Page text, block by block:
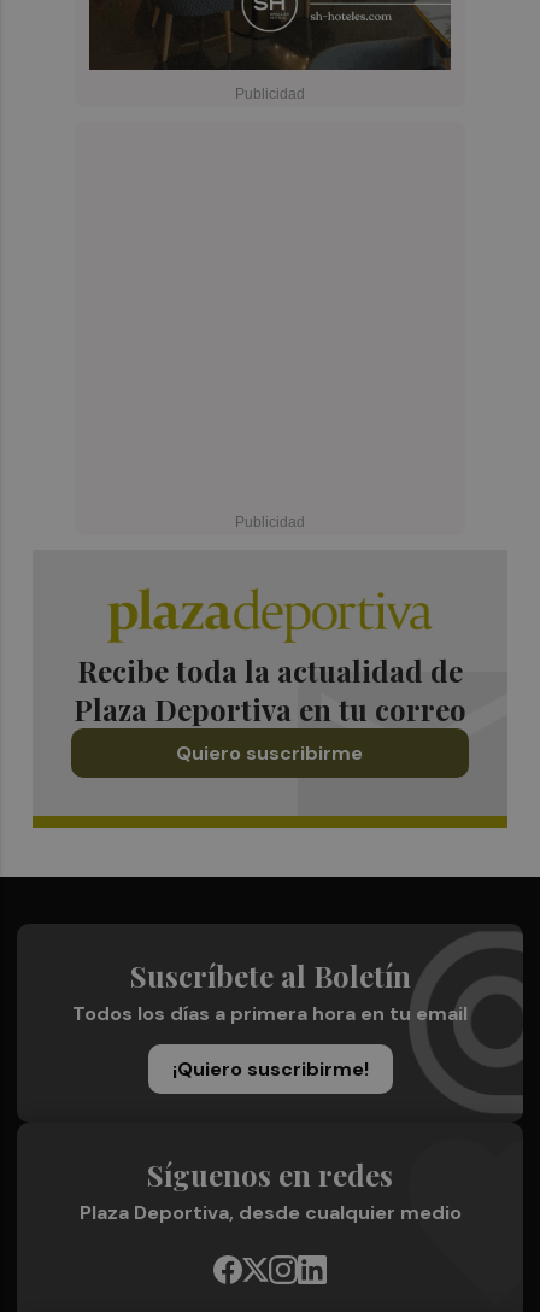
Recibe toda la actualidad de
Plaza Deportiva en tu correo
Quiero suscribirme
Suscríbete al Boletín
Todos los días a primera hora en tu email
¡Quiero suscribirme!
Síguenos en redes
Plaza Deportiva, desde cualquier medio